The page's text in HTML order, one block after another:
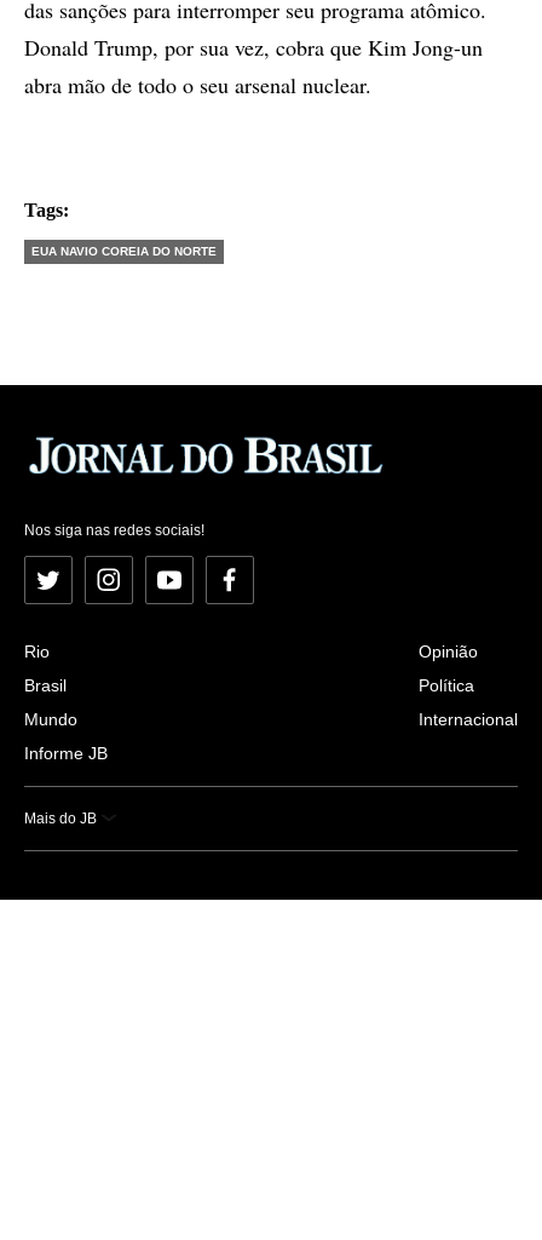
das sanções para interromper seu programa atômico.
Donald Trump, por sua vez, cobra que Kim Jong-un
abra mão de todo o seu arsenal nuclear.
Tags:
EUA NAVIO COREIA DO NORTE
Nos siga nas redes sociais!
Twitter InstagramYouTubeFacebook
Rio
Brasil
Mundo
Informe JB
Opinião
Política
Internacional
Mais do JB
Esportes